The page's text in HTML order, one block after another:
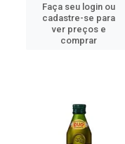
Faça seu login ou
cadastre-se para
ver preços e
comprar